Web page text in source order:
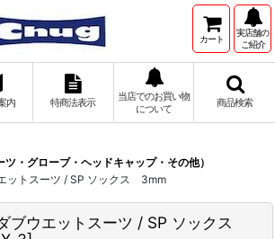
カート
実店舗の
ご紹介
内 特商法表示
当店でのお買い物
について
商品検索
・グローブ・ヘッドキャップ・その他）
ットスーツ / SP ソックス 3mm
ブウエットスーツ / SP ソックス